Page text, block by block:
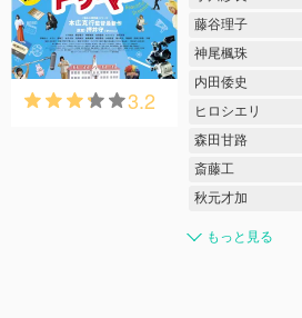
3.2
藤谷理子
神尾楓珠
内田倭史
ヒロシエリ
森田甘路
斎藤工
秋元才加
もっと見る